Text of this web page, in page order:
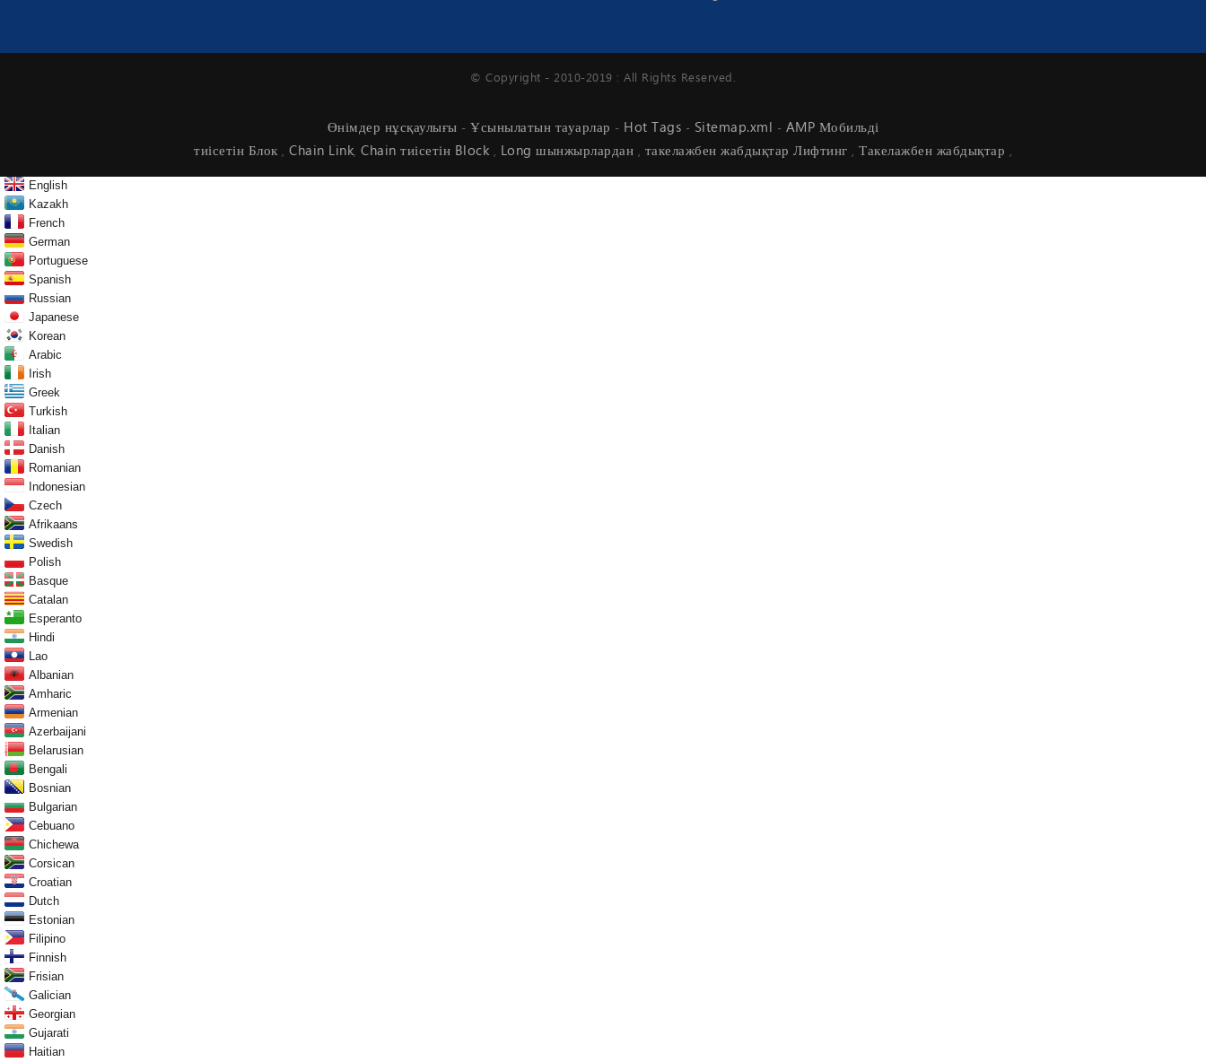
© Copyright - 2010-2019 : All Rights Reserved.
Өнімдер нұсқаулығы - Ұсынылатын тауарлар - Hot Tags - Sitemap.xml - AMP Мобильді
тиісетін Блок , Chain Link, Chain тиісетін Block , Long шынжырлардан , такелажбен жабдықтар Лифтинг , Такелажбен жабдықтар ,
English
Kazakh
French
German
Portuguese
Spanish
Russian
Japanese
Korean
Arabic
Irish
Greek
Turkish
Italian
Danish
Romanian
Indonesian
Czech
Afrikaans
Swedish
Polish
Basque
Catalan
Esperanto
Hindi
Lao
Albanian
Amharic
Armenian
Azerbaijani
Belarusian
Bengali
Bosnian
Bulgarian
Cebuano
Chichewa
Corsican
Croatian
Dutch
Estonian
Filipino
Finnish
Frisian
Galician
Georgian
Gujarati
Haitian